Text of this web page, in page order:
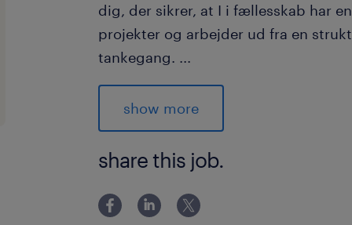
dig, der sikrer, at I i fællesskab har
projekter og arbejder ud fra en
tankegang. ...
din profil
Vi forestiller os, at du genkender dig
vist, at du kan skabe gode resultater
show more
share this job.